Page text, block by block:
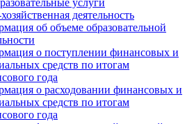
услуги
деятельность
об объеме образовательной
о поступлении финансовых и
средств по итогам
года
о расходовании финансовых и
средств по итогам
года